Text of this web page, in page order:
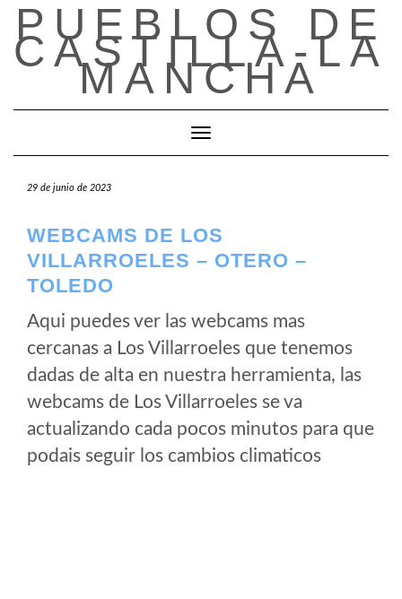
Saltar
contenido
PUEBLOS DE
CASTILLA-LA
MANCHA
Cambiar modo de navegación
29 de junio de 2023
WEBCAMS DE LOS
VILLARROELES – OTERO –
TOLEDO
Aqui puedes ver las webcams mas
cercanas a Los Villarroeles que tenemos
dadas de alta en nuestra herramienta, las
webcams de Los Villarroeles se va
actualizando cada pocos minutos para que
podais seguir los cambios climaticos